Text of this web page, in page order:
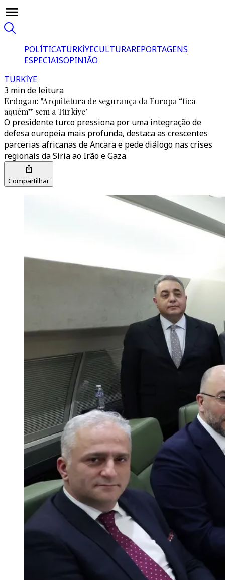
POLÍTICATÜRKİYECULTURAREPORTAGENS
ESPECIAISOPINIÃO
TÜRKİYE
3 min de leitura
Erdogan: "Arquitetura de segurança da Europa “fica
aquém” sem a Türkiye"
O presidente turco pressiona por uma integração de
defesa europeia mais profunda, destaca as crescentes
parcerias africanas de Ancara e pede diálogo nas crises
regionais da Síria ao Irão e Gaza.
Compartilhar